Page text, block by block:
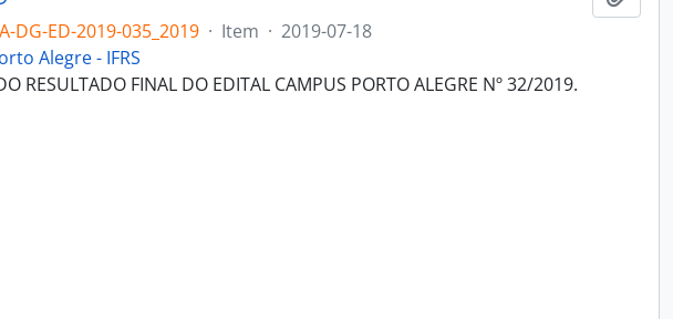
DG-ED-2019-035_2019 · Item · 2019-07-18
Alegre - IFRS
RESULTADO FINAL DO EDITAL CAMPUS PORTO ALEGRE Nº 32/2019.